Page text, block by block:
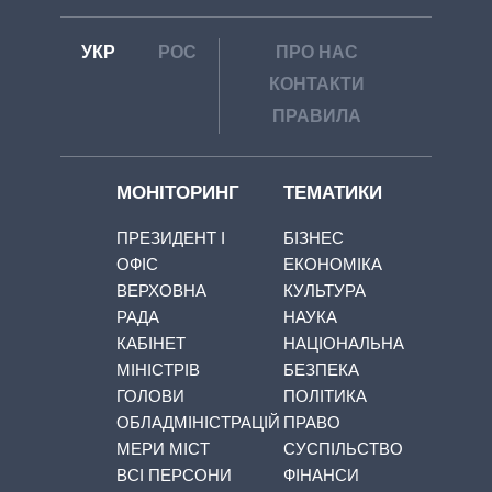
УКР РОС
ПРО НАС
КОНТАКТИ
ПРАВИЛА
МОНІТОРИНГ
ПРЕЗИДЕНТ І
ОФІС
ВЕРХОВНА
РАДА
КАБІНЕТ
МІНІСТРІВ
ГОЛОВИ
ОБЛАДМІНІСТРАЦІЙ
МЕРИ МІСТ
ВСІ ПЕРСОНИ
ТЕМАТИКИ
БІЗНЕС
ЕКОНОМІКА
КУЛЬТУРА
НАУКА
НАЦІОНАЛЬНА
БЕЗПЕКА
ПОЛІТИКА
ПРАВО
СУСПІЛЬСТВО
ФІНАНСИ